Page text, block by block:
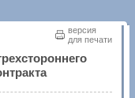
версия
для печати